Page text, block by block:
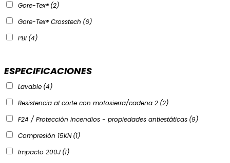
Gore-Tex® (2)
Gore-Tex® Crosstech (6)
PBI (4)
ESPECIFICACIONES
Lavable (4)
Resistencia al corte con motosierra/cadena 2 (2)
F2A / Protección incendios - propiedades antiestáticas (9)
Compresión 15KN (1)
Impacto 200J (1)